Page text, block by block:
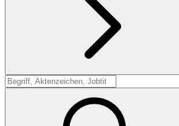
Suche